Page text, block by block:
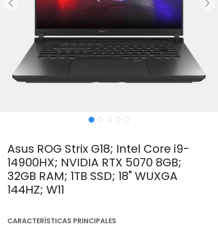
Asus ROG Strix G18; Intel Core i9-
14900HX; NVIDIA RTX 5070 8GB;
32GB RAM; 1TB SSD; 18" WUXGA
144HZ; W11
CARACTERÍSTICAS PRINCIPALES